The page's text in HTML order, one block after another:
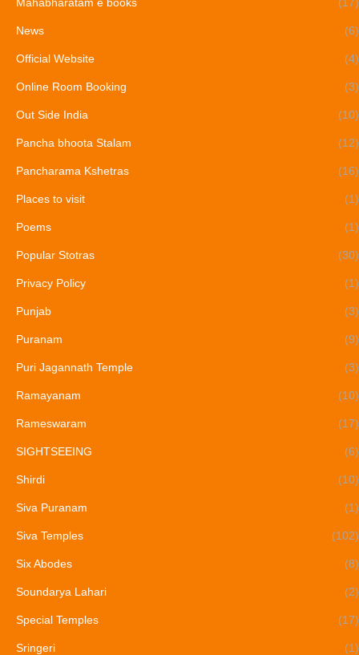
News (6)
Official Website (4)
Online Room Booking (3)
Out Side India (10)
Pancha bhoota Stalam (12)
Pancharama Kshetras (16)
Places to visit (1)
Poems (1)
Popular Stotras (30)
Privacy Policy (1)
Punjab (3)
Puranam (9)
Puri Jagannath Temple (3)
Ramayanam (10)
Rameswaram (17)
SIGHTSEEING (6)
Shirdi (10)
Siva Puranam (1)
Siva Temples (102)
Six Abodes (8)
Soundarya Lahari (2)
Special Temples (17)
Sringeri (1)